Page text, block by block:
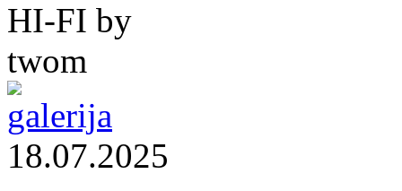
HI-FI by
twom
18.07.2025